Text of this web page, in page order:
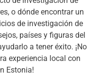
o dónde encontrar un
de investigación de
países y figuras del
a tener éxito. ¡No
experiencia local con
Estonia!